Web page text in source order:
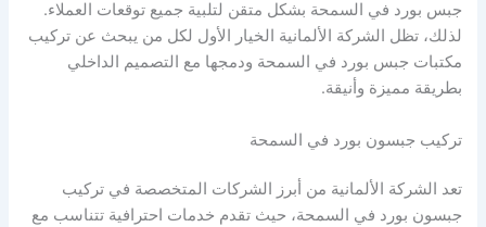
جبس بورد في السمحة بشكل متقن لتلبية جميع توقعات العملاء.
لذلك، تظل الشركة الألمانية الخيار الأول لكل من يبحث عن تركيب
مكتبات جبس بورد في السمحة ودمجها مع التصميم الداخلي
بطريقة مميزة وأنيقة.
تركيب جبسون بورد في السمحة
تعد الشركة الألمانية من أبرز الشركات المتخصصة في تركيب
جبسون بورد في السمحة، حيث تقدم خدمات احترافية تتناسب مع